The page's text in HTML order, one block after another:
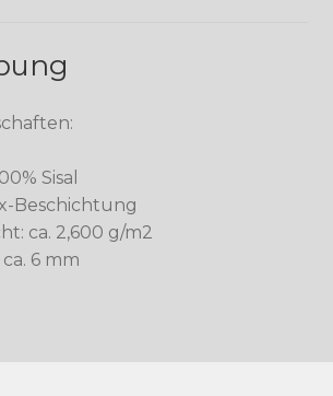
Sisal
Beschichtung
ca. 2,600 g/m2
6 mm